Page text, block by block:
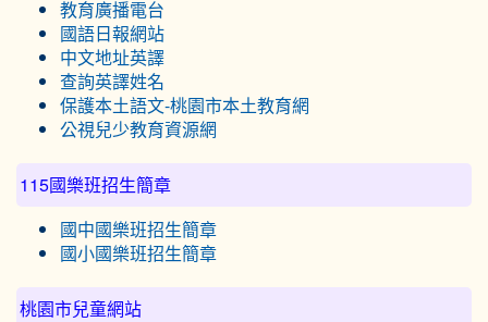
教育廣播電台
國語日報網站
中文地址英譯
查詢英譯姓名
保護本土語文-桃園市本土教育網
公視兒少教育資源網
115國樂班招生簡章
國中國樂班招生簡章
國小國樂班招生簡章
桃園市兒童網站